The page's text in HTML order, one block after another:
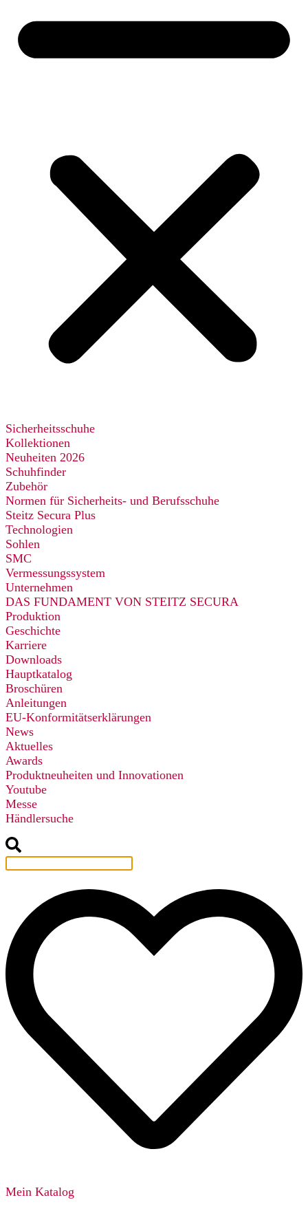
Sicherheitsschuhe
Kollektionen
Neuheiten 2026
Schuhfinder
Zubehör
Normen für Sicherheits- und Berufsschuhe
Steitz Secura Plus
Technologien
Sohlen
SMC
Vermessungssystem
Unternehmen
DAS FUNDAMENT VON STEITZ SECURA
Produktion
Geschichte
Karriere
Downloads
Hauptkatalog
Broschüren
Anleitungen
EU-Konformitätserklärungen
News
Aktuelles
Awards
Produktneuheiten und Innovationen
Youtube
Messe
Händlersuche
Mein Katalog